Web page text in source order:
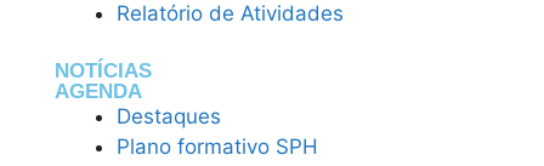
Relatório de Atividades
NOTÍCIAS
AGENDA
Destaques
Plano formativo SPH